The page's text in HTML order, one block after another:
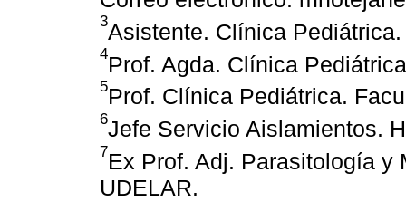
3Asistente. Clínica
4Prof. Agda. Clínica
5Prof. Clínica Pediátrica.
6Jefe Servicio Aislamientos.
7Ex Prof. Adj. Parasitología y
UDELAR.